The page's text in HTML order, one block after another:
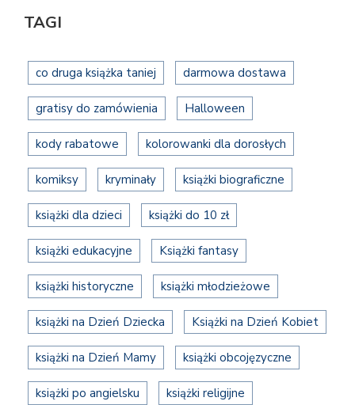
TAGI
co druga książka taniej darmowa dostawa
gratisy do zamówienia Halloween
kody rabatowe kolorowanki dla dorosłych
komiksy kryminały książki biograficzne
książki dla dzieci książki do 10 zł
książki edukacyjne Książki fantasy
książki historyczne książki młodzieżowe
książki na Dzień Dziecka Książki na Dzień Kobiet
książki na Dzień Mamy książki obcojęzyczne
książki po angielsku książki religijne